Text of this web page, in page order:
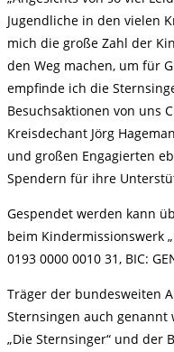
Jugendliche in den vielen
mich die große Zahl der
den Weg machen, um für
empfinde ich die
Besuchsaktionen von uns
Kreisdechant Jörg
und großen Engagierten
Spendern für ihre
Gespendet werden kann
beim Kindermissionswerk
0193 0000 0010 31, BIC:
Träger der bundesweiten
Sternsingen auch
„Die Sternsinger“ und der